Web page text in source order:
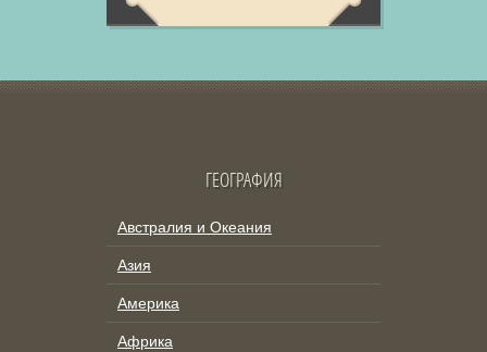
ГЕОГРАФИЯ
Австралия и Океания
Азия
Америка
Африка